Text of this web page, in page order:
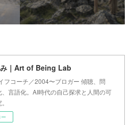
｜Art of Being Lab
フコーチ／2004〜ブロガー 傾聴、問
、言語化。AI時代の自己探求と人間の可